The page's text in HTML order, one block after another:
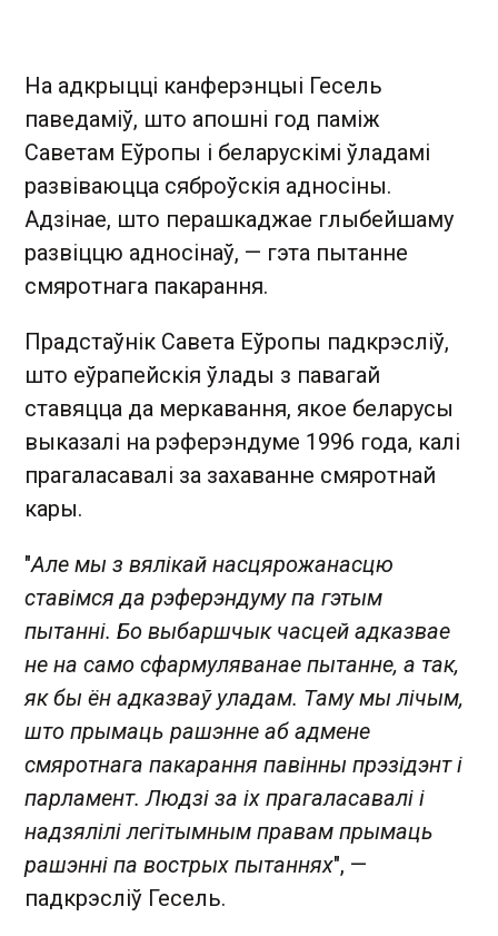
На адкрыцці канферэнцыі Гесель
паведаміў, што апошні год паміж
Саветам Еўропы і беларускімі ўладамі
развіваюцца сяброўскія адносіны.
Адзінае, што перашкаджае глыбейшаму
развіццю адносінаў, — гэта пытанне
смяротнага пакарання.
Прадстаўнік Савета Еўропы падкрэсліў,
што еўрапейскія ўлады з павагай
ставяцца да меркавання, якое беларусы
выказалі на рэферэндуме 1996 года, калі
прагаласавалі за захаванне смяротнай
кары.
"Але мы з вялікай насцярожанасцю
ставімся да рэферэндуму па гэтым
пытанні. Бо выбаршчык часцей адказвае
не на само сфармуляванае пытанне, а так,
як бы ён адказваў уладам. Таму мы лічым,
што прымаць рашэнне аб адмене
смяротнага пакарання павінны прэзідэнт і
парламент. Людзі за іх прагаласавалі і
надзялілі легітымным правам прымаць
рашэнні па вострых пытаннях", —
падкрэсліў Гесель.